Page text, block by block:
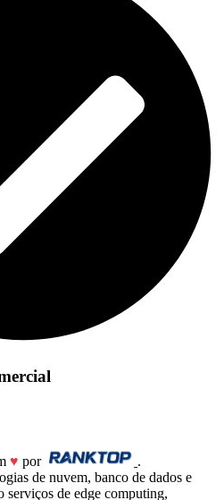
♥ por
.
de nuvem, banco de dados e
de edge computing,